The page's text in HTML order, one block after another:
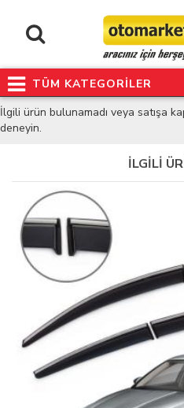
TÜM KATEGORİLER
İlgili ürün bulunamadı veya satışa
deneyin.
İLGİLİ